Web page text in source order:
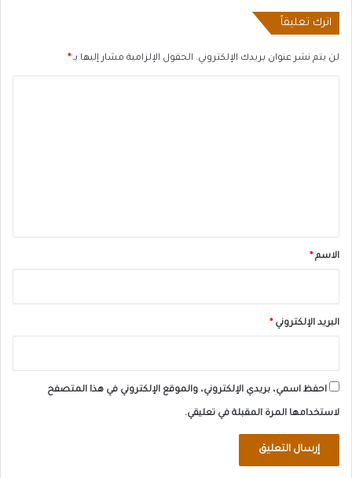
اترك تعليقاً
لن يتم نشر عنوان بريدك الإلكتروني. الحقول الإلزامية مشار إليها بـ*
*الاسم*
البريد الإلكتروني*
احفظ اسمي، بريدي الإلكتروني، والموقع الإلكتروني في هذا المتصفح
لاستخدامها المرة المقبلة في تعليقي.